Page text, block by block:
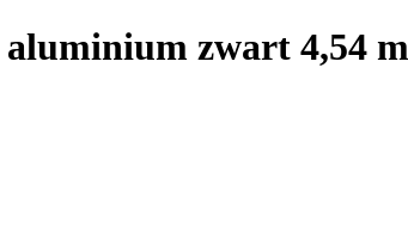
zwart 4,54